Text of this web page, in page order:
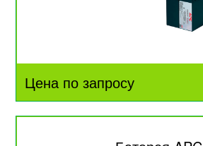
Цена по запросу